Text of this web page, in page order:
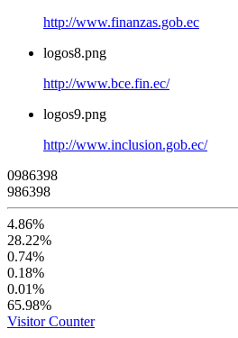
http://www.finanzas.gob.ec
logos8.png
http://www.bce.fin.ec/
logos9.png
http://www.inclusion.gob.ec/
0986398
986398
4.86%
28.22%
0.74%
0.18%
0.01%
65.98%
Visitor Counter